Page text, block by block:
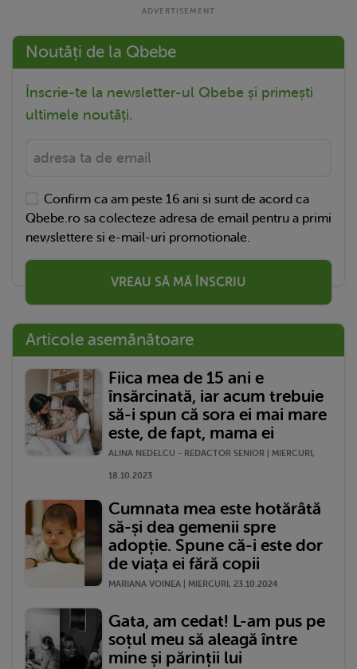
Noutăți de la Qbebe
Înscrie-te la newsletter-ul Qbebe și primești
ultimele noutăți.
Confirm ca am peste 16 ani si sunt de acord ca
Qbebe.ro sa colecteze adresa de email pentru a primi
newslettere si e-mail-uri promotionale.
VREAU SĂ MĂ ÎNSCRIU
Articole asemănătoare
Fiica mea de 15 ani e
însărcinată, iar acum trebuie
să-i spun că sora ei mai mare
este, de fapt, mama ei
ALINA NEDELCU - REDACTOR SENIOR | MIERCURI,
18.10.2023
Cumnata mea este hotărâtă
să-și dea gemenii spre
adopție. Spune că-i este dor
de viața ei fără copii
MARIANA VOINEA | MIERCURI, 23.10.2024
Gata, am cedat! L-am pus pe
soțul meu să aleagă între
mine și părinții lui